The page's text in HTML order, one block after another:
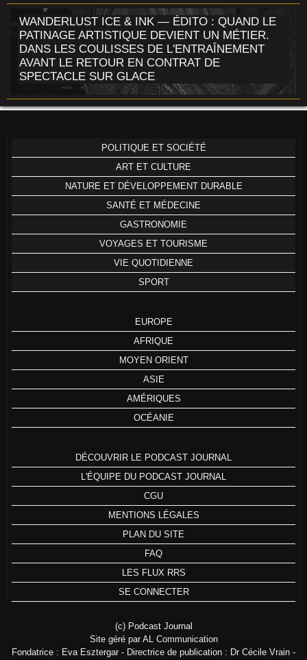
WANDERLUST ICE & INK — ÉDITO : QUAND LE
PATINAGE ARTISTIQUE DEVIENT UN MÉTIER.
DANS LES COULISSES DE L'ENTRAÎNEMENT
AVANT LE RETOUR EN CONTRAT DE
SPECTACLE SUR GLACE
POLITIQUE ET SOCIÉTÉ
ART ET CULTURE
NATURE ET DÉVELOPPEMENT DURABLE
SANTÉ ET MÉDECINE
GASTRONOMIE
VOYAGES ET TOURISME
VIE QUOTIDIENNE
SPORT
EUROPE
AFRIQUE
MOYEN ORIENT
ASIE
AMÉRIQUES
OCÉANIE
DÉCOUVRIR LE PODCAST JOURNAL
L'ÉQUIPE DU PODCAST JOURNAL
CGU
MENTIONS LÉGALES
PLAN DU SITE
FAQ
LES FLUX RRS
SE CONNECTER
(c) Podcast Journal
Site géré par AL Communication
Fondatrice : Eva Esztergar - Directrice de publication : Dr Cécile Vrain -